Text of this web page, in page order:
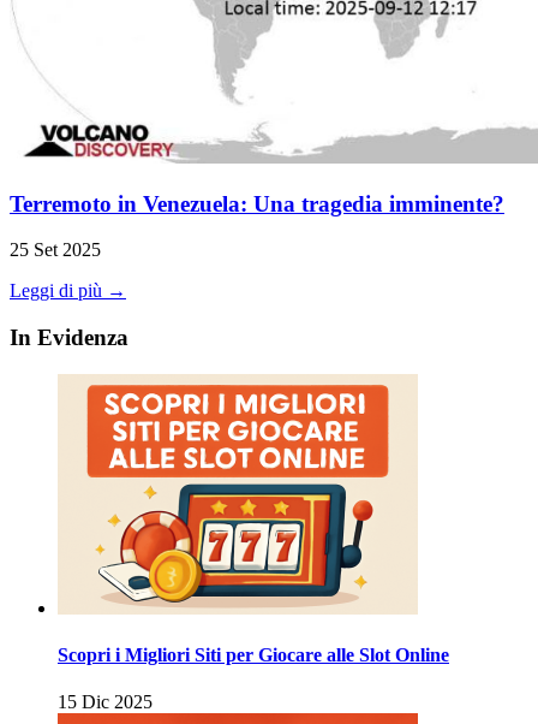
Terremoto in Venezuela: Una tragedia imminente?
25 Set 2025
Leggi di più →
In Evidenza
Scopri i Migliori Siti per Giocare alle Slot Online
15 Dic 2025